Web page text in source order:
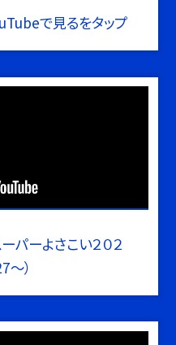
で見るをタップ
ーよさこい２０２
～）